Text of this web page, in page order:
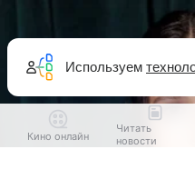
Кино онлайн
Читать
новости
Используем